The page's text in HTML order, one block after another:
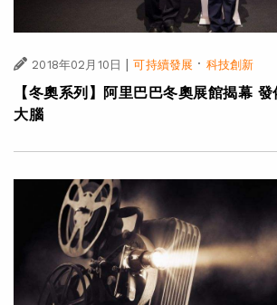
2018年02月10日 | 可持續發展 · 科技創新
【冬奧系列】阿里巴巴冬奧展館揭幕
大腦